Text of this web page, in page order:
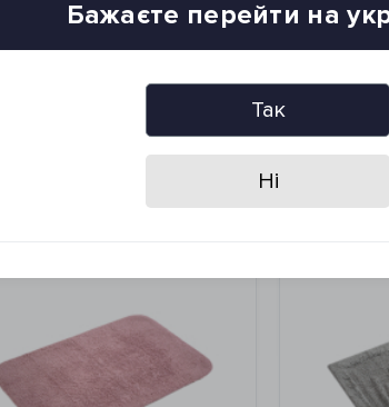
Бажаєте перейти на
Так
Ні